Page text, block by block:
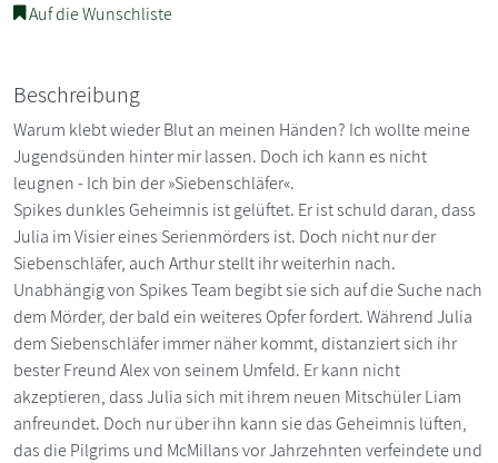
Auf die Wunschliste
Beschreibung
Warum klebt wieder Blut an meinen Händen? Ich wollte meine
Jugendsünden hinter mir lassen. Doch ich kann es nicht
leugnen - Ich bin der »Siebenschläfer«.
Spikes dunkles Geheimnis ist gelüftet. Er ist schuld daran, dass
Julia im Visier eines Serienmörders ist. Doch nicht nur der
Siebenschläfer, auch Arthur stellt ihr weiterhin nach.
Unabhängig von Spikes Team begibt sie sich auf die Suche nach
dem Mörder, der bald ein weiteres Opfer fordert. Während Julia
dem Siebenschläfer immer näher kommt, distanziert sich ihr
bester Freund Alex von seinem Umfeld. Er kann nicht
akzeptieren, dass Julia sich mit ihrem neuen Mitschüler Liam
anfreundet. Doch nur über ihn kann sie das Geheimnis lüften,
das die Pilgrims und McMillans vor Jahrzehnten verfeindete und